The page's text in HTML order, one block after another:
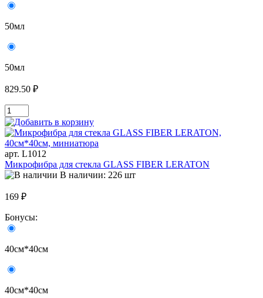
50мл
50мл
829.50 ₽
арт. L1012
Микрофибра для стекла GLASS FIBER LERATON
В наличии: 226 шт
169 ₽
Бонусы:
40см*40см
40см*40см